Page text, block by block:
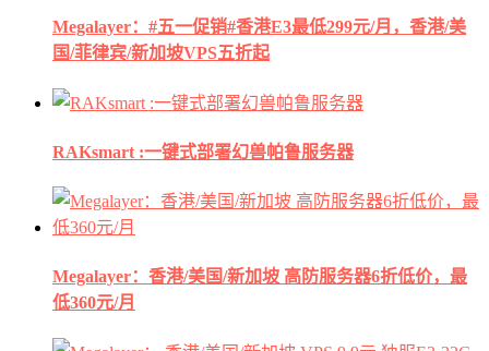
Megalayer：#五一促销#香港E3最低299元/月，香港/美
国/菲律宾/新加坡VPS五折起
RAKsmart :一键式部署幻兽帕鲁服务器
Megalayer：香港/美国/新加坡 高防服务器6折低价，最
低360元/月